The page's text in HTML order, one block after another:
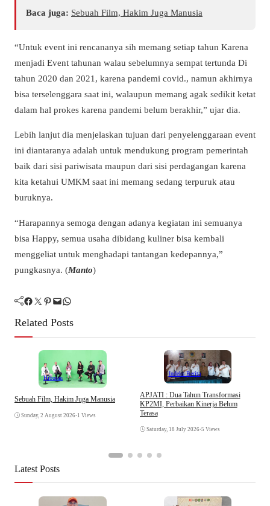
Baca juga: Sebuah Film, Hakim Juga Manusia
“Untuk event ini rencananya sih memang setiap tahun Karena
menjadi Event tahunan walau sebelumnya sempat tertunda Di
tahun 2020 dan 2021, karena pandemi covid., namun akhirnya
bisa terselenggara saat ini, walaupun memang agak sedikit ketat
dalam hal prokes karena pandemi belum berakhir,” ujar dia.
Lebih lanjut dia menjelaskan tujuan dari penyelenggaraan event
ini diantaranya adalah untuk mendukung program pemerintah
baik dari sisi pariwisata maupun dari sisi perdagangan karena
kita ketahui UMKM saat ini memang sedang terpuruk atau
buruknya.
“Harapannya semoga dengan adanya kegiatan ini semuanya
bisa Happy, semua usaha dibidang kuliner bisa kembali
menggeliat untuk menghadapi tantangan kedepannya,”
pungkasnya. (Manto)
Facebook Twitter Pinterest Mail WhatsApp
Related Posts
Hiburan
Sebuah Film, Hakim Juga Manusia
Sunday, 2 August 2026•1 Views
Indeks Berita
APJATI : Dua Tahun Transformasi
KP2MI, Perbaikan Kinerja Belum
Terasa
Saturday, 18 July 2026•5 Views
Latest Posts